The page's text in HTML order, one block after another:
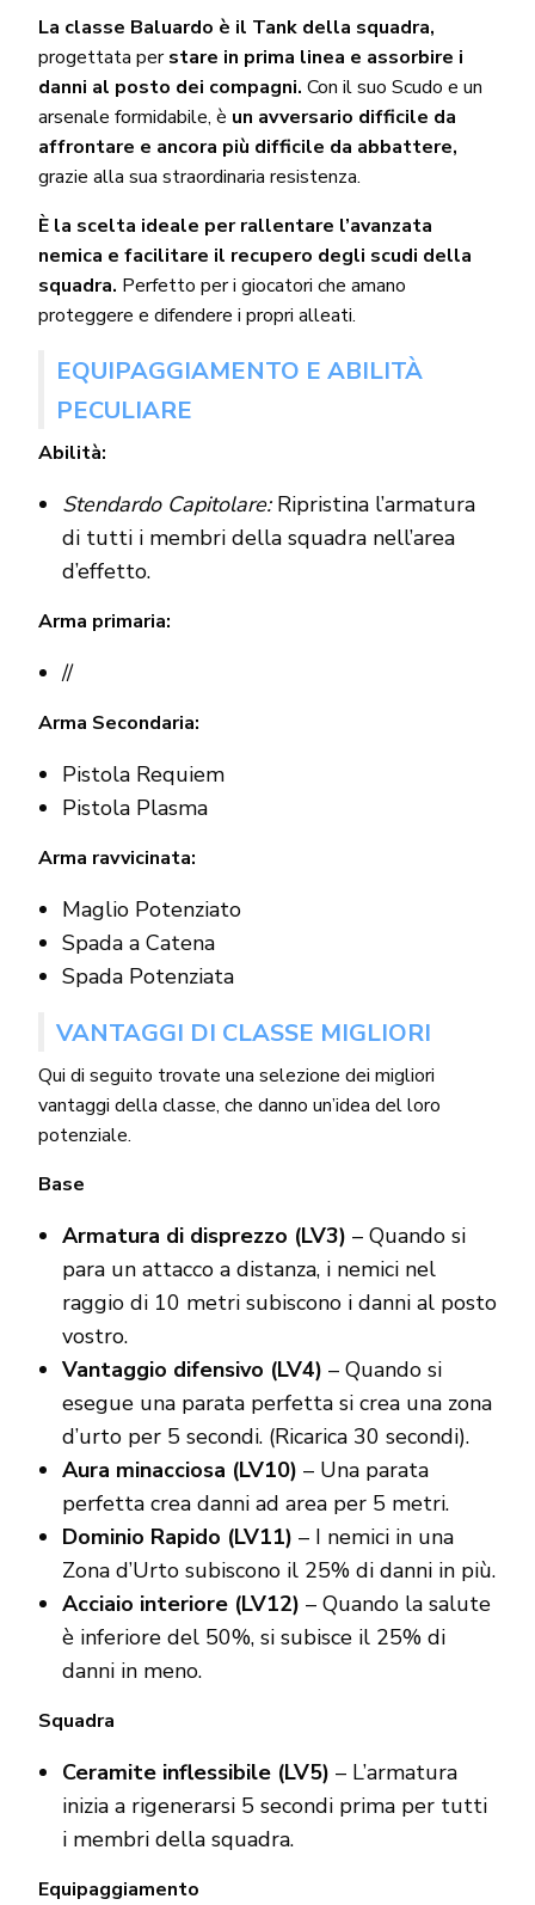
La classe Baluardo è il Tank della squadra,
progettata perstare in prima linea e assorbire i
danni al posto dei compagni. Con il suo Scudo e un
arsenale formidabile, è un avversario difficile da
affrontare e ancora più difficile da abbattere,
grazie alla sua straordinaria resistenza.
È la scelta ideale per rallentare l’avanzata
nemica e facilitare il recupero degli scudi della
squadra. Perfetto per i giocatori che amano
proteggere e difendere i propri alleati.
EQUIPAGGIAMENTO E ABILITÀ
PECULIARE
Abilità:
Stendardo Capitolare:Ripristina l’armatura
di tutti i membri della squadra nell’area
d’effetto.
Arma primaria:
//
Arma Secondaria:
Pistola Requiem
Pistola Plasma
Arma ravvicinata:
Maglio Potenziato
Spada a Catena
Spada Potenziata
VANTAGGI DI CLASSE MIGLIORI
Qui di seguito trovate una selezione dei migliori
vantaggi della classe, che danno un’idea del loro
potenziale.
Base
Armatura di disprezzo (LV3) – Quando si
para un attacco a distanza, i nemici nel
raggio di 10 metri subiscono i danni al posto
vostro.
Vantaggio difensivo (LV4) – Quando si
esegue una parata perfetta si crea una zona
d’urto per 5 secondi. (Ricarica 30 secondi).
Aura minacciosa (LV10) – Una parata
perfetta crea danni ad area per 5 metri.
Dominio Rapido (LV11) – I nemici in una
Zona d’Urto subiscono il 25% di danni in più.
Acciaio interiore (LV12) – Quando la salute
è inferiore del 50%, si subisce il 25% di
danni in meno.
Squadra
Ceramite inflessibile (LV5) – L’armatura
inizia a rigenerarsi 5 secondi prima per tutti
i membri della squadra.
Equipaggiamento